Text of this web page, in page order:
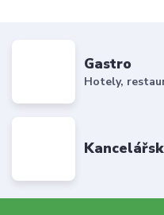
Gastro
Hotely,